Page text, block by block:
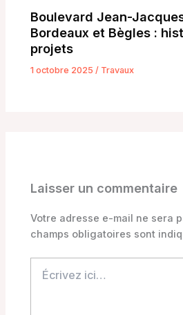
Boulevard Jean-
Bordeaux et Bègles :
projets
1 octobre 2025/ Travaux
Laisser un commentaire
Votre adresse e-mail ne sera
champs obligatoires sont
ici…